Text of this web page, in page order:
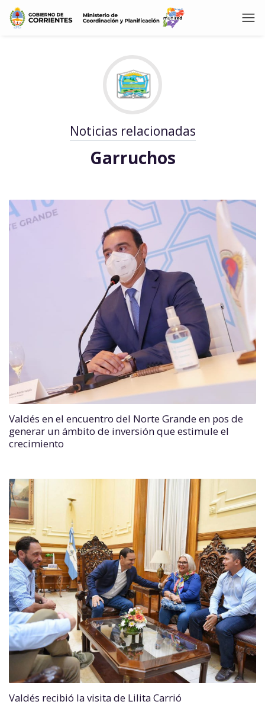
Noticias relacionadas
Garruchos
Valdés en el encuentro del Norte Grande en pos de
generar un ámbito de inversión que estimule el
crecimiento
Valdés recibió la visita de Lilita Carrió